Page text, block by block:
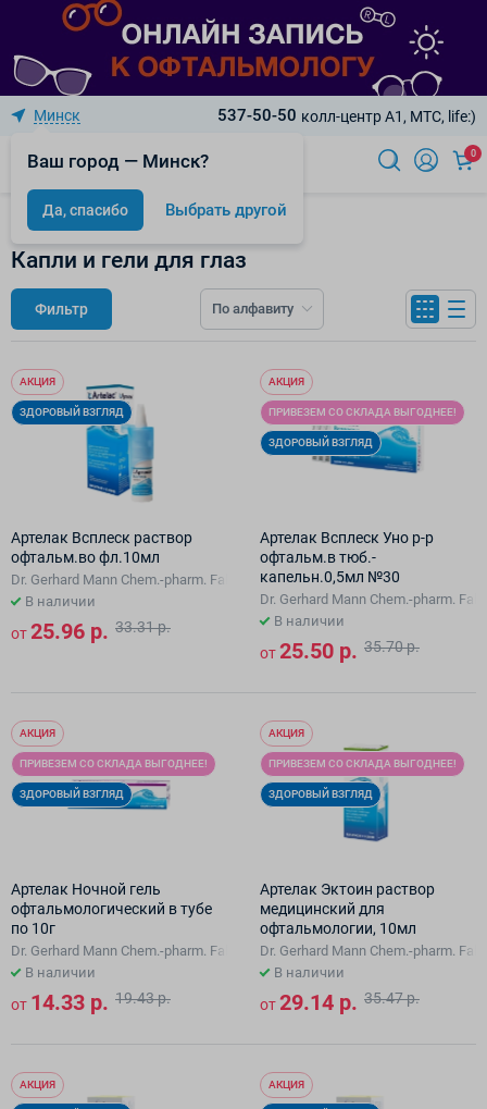
Минск
Ваш город — Минск?
Да, спасибо Выбрать другой
537-50-50 колл-центр A1, МТС, life:)
0
Оптика
Капли и гели для глаз
Фильтр По алфавиту
АКЦИЯ
ЗДОРОВЫЙ ВЗГЛЯД
Артелак Всплеск раствор
офтальм.во фл.10мл
Dr. Gerhard Mann Chem.-pharm. Fabrik Gmbh
В наличии
от25.96 р. 33.31 р.
АКЦИЯ
ПРИВЕЗЕМ СО СКЛАДА ВЫГОДНЕЕ!
ЗДОРОВЫЙ ВЗГЛЯД
Артелак Всплеск Уно р-р
офтальм.в тюб.-
капельн.0,5мл №30
Dr. Gerhard Mann Chem.-pharm.
В наличии
от25.50 р. 35.70 р.
АКЦИЯ
ПРИВЕЗЕМ СО СКЛАДА ВЫГОДНЕЕ!
ЗДОРОВЫЙ ВЗГЛЯД
Артелак Ночной гель
офтальмологический в тубе
по 10г
Dr. Gerhard Mann Chem.-pharm. Fabrik Gmbh
В наличии
от 14.33 р. 19.43 р.
АКЦИЯ
ПРИВЕЗЕМ СО СКЛАДА ВЫГОДНЕЕ!
ЗДОРОВЫЙ ВЗГЛЯД
Артелак Эктоин раствор
медицинский для
офтальмологии, 10мл
Dr. Gerhard Mann Chem.-pharm.
В наличии
от29.14 р. 35.47 р.
АКЦИЯ АКЦИЯ